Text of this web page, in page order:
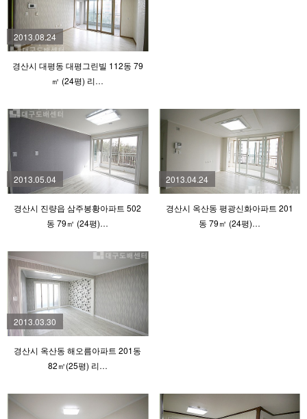
2013.08.24
경산시 대평동 대평그린빌 112동 79
㎡ (24평) 리…
2013.05.04
경산시 진량읍 삼주봉황아파트 502
동 79㎡ (24평)…
2013.04.24
경산시 옥산동 평광신화아파트 201
동 79㎡ (24평)…
2013.03.30
경산시 옥산동 해오름아파트 201동
82㎡(25평) 리…